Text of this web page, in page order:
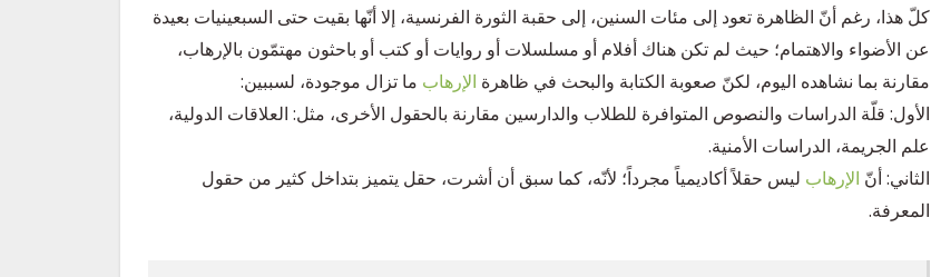
كلّ هذا، رغم أنّ الظاهرة تعود إلى مئات السنين، إلى حقبة الثورة الفرنسية، إلا أنّها بقيت حتى السبعينيات بعيدة
عن الأضواء والاهتمام؛ حيث لم تكن هناك أفلام أو مسلسلات أو روايات أو كتب أو باحثون مهتمّون بالإرهاب،
مقارنة بما نشاهده اليوم، لكنّ صعوبة الكتابة والبحث في ظاهرة الإرهاب ما تزال موجودة، لسببين:
الأول: قلّة الدراسات والنصوص المتوافرة للطلاب والدارسين مقارنة بالحقول الأخرى، مثل: العلاقات الدولية،
علم الجريمة، الدراسات الأمنية.
الثاني: أنّ الإرهاب ليس حقلاً أكاديمياً مجرداً؛ لأنّه، كما سبق أن أشرت، حقل يتميز بتداخل كثير من حقول
المعرفة.